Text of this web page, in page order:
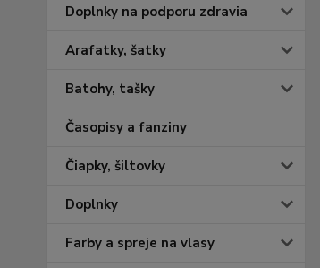
Doplnky na podporu zdravia
Arafatky, šatky
Batohy, tašky
Časopisy a fanziny
Čiapky, šiltovky
Doplnky
Farby a spreje na vlasy